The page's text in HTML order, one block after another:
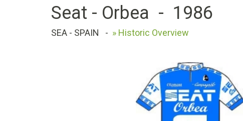
Seat - Orbea - 1986
SEA - SPAIN - » Historic Overview